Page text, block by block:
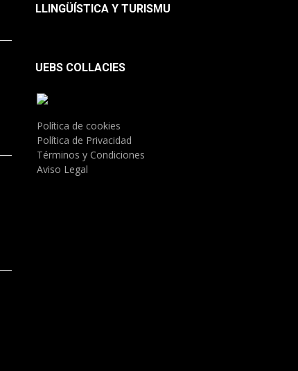
LLINGÜÍSTICA Y TURISMU
UEBS COLLACIES
Política de cookies
Política de Privacidad
Términos y Condiciones
Aviso Legal